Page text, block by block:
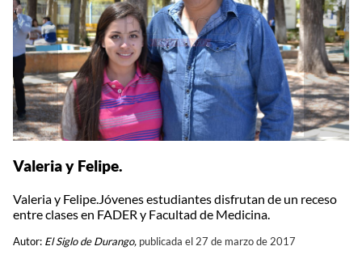
Valeria y Felipe.
Valeria y Felipe.Jóvenes estudiantes disfrutan de un receso
entre clases en FADER y Facultad de Medicina.
Autor: El Siglo de Durango, publicada el 27 de marzo de 2017